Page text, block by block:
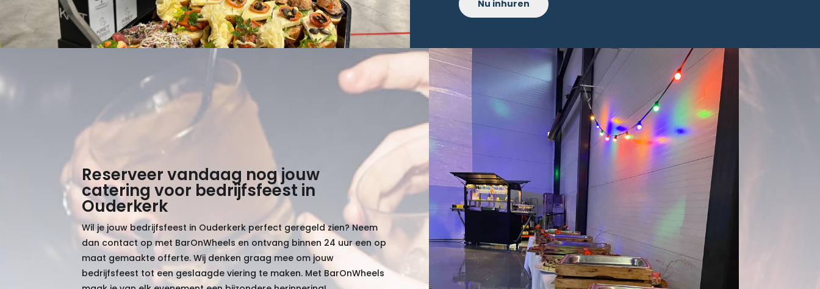
Nu inhuren
Reserveer vandaag nog jouw
catering voor bedrijfsfeest in
Ouderkerk
Wil je jouw bedrijfsfeest in Ouderkerk perfect geregeld zien? Neem
dan contact op met BarOnWheels en ontvang binnen 24 uur een op
maat gemaakte offerte. Wij denken graag mee om jouw
bedrijfsfeest tot een geslaagde viering te maken. Met BarOnWheels